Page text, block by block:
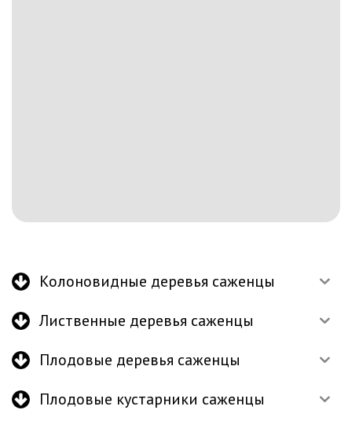
Колоновидные деревья саженцы
Лиственные деревья саженцы
Плодовые деревья саженцы
Плодовые кустарники саженцы